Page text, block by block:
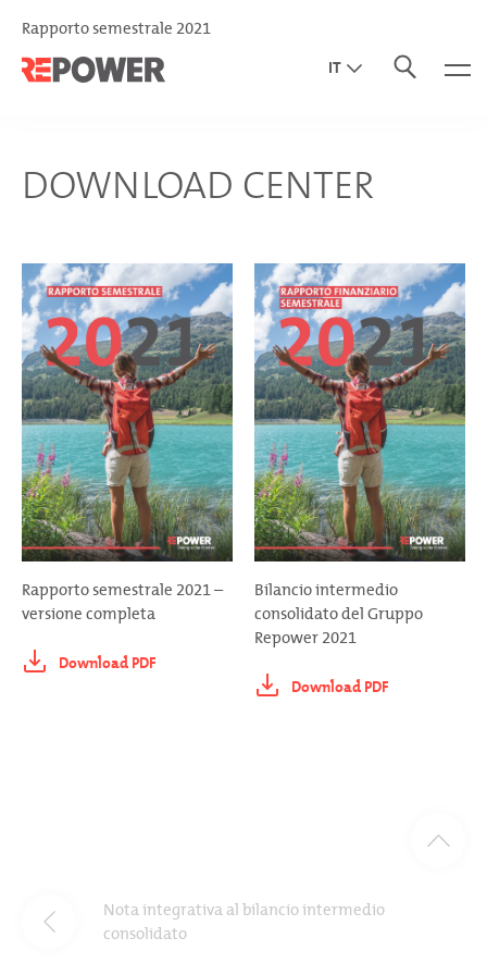
Rapporto semestrale 2021
IT
DOWNLOAD CENTER
Rapporto semestrale 2021 –
versione completa
Download PDF
Bilancio intermedio
consolidato del Gruppo
Repower 2021
Download PDF
Nota integrativa al bilancio intermedio
consolidato